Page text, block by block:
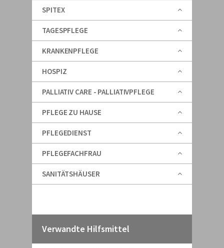
SPITEX
TAGESPFLEGE
KRANKENPFLEGE
HOSPIZ
PALLIATIV CARE - PALLIATIVPFLEGE
PFLEGE ZU HAUSE
PFLEGEDIENST
PFLEGEFACHFRAU
SANITÄTSHÄUSER
Verwandte Hilfsmittel